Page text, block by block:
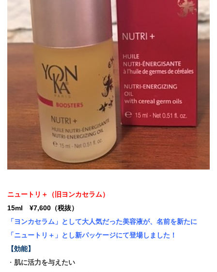
ニュートリ＋（旧ヨンカセラム）
15ml ¥7,600（税抜）
「ヨンカセラム」として大人気だった美容液が、名前を新たに
「ニュートリ＋」とし新パッケージにて登場しました！
【効能】
・ 肌に活力を与えたい